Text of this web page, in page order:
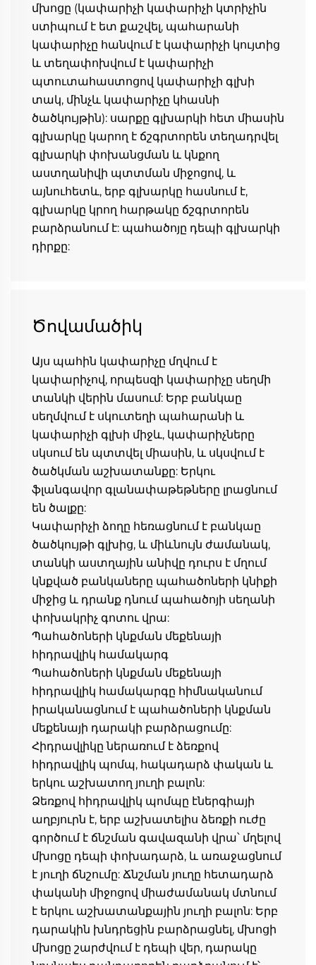
մխոցը (կափարիչի կափարիչի կտրիչին
ստիպում է ետ քաշվել, պահարանի
կափարիչը հանվում է կափարիչի կույտից
և տեղափոխվում է կափարիչի
պտուտահաստոցով կափարիչի գլխի
տակ, մինչև կափարիչը կհասնի
ծածկույթին): սարքը գլխարկի հետ միասին
գլխարկը կարող է ճշգրտորեն տեղադրվել
գլխարկի փոխանցման և կնքող
աստղանիվի պտտման միջոցով, և
այնուհետև, երբ գլխարկը հասնում է,
գլխարկը կրող հարթակը ճշգրտորեն
բարձրանում է: պահածոյը դեպի գլխարկի
դիրքը:
Ծովամածիկ
Այս պահին կափարիչը մղվում է
կափարիչով, որպեսզի կափարիչը սեղմի
տանկի վերին մասում: Երբ բանկաը
սեղմվում է սկուտեղի պահարանի և
կափարիչի գլխի միջև, կափարիչները
սկսում են պտտվել միասին, և սկսվում է
ծածկման աշխատանքը: Երկու
ֆլանգավոր գլանափաթեթները լրացնում
են ծալքը:
Կափարիչի ձողը հեռացնում է բանկաը
ծածկույթի գլխից, և միևնույն ժամանակ,
տանկի աստղային անիվը դուրս է մղում
կնքված բանկաները պահածոների կնիքի
միջից և դրանք դնում պահածոյի սեղանի
փոխակրիչ գոտու վրա:
Պահածոների կնքման մեքենայի
հիդրավլիկ համակարգ
Պահածոների կնքման մեքենայի
հիդրավլիկ համակարգը հիմնականում
իրականացնում է պահածոների կնքման
մեքենայի դարակի բարձրացումը:
Հիդրավլիկը ներառում է ձեռքով
հիդրավլիկ պոմպ, հակադարձ փական և
երկու աշխատող յուղի բալոն:
Ձեռքով հիդրավլիկ պոմպը էներգիայի
աղբյուրն է, երբ աշխատելիս ձեռքի ուժը
գործում է ճնշման գավազանի վրա՝ մղելով
մխոցը դեպի փոխադարձ, և առաջացնում
է յուղի ճնշումը: Ճնշման յուղը հետադարձ
փականի միջոցով միաժամանակ մտնում
է երկու աշխատանքային յուղի բալոն: Երբ
դարակին խնդրեցին բարձրացնել, մխոցի
մխոցը շարժվում է դեպի վեր, դարակը